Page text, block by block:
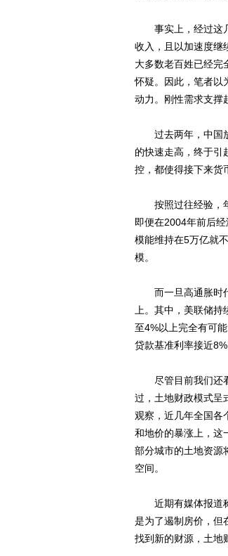
事实上，经过这几
收入，且以加速度继
大多数老百姓已经完
怀疑。因此，笔者以
动力。刚性需求支撑
过去两年，中国放
的快速走高，终于引
控，都使得接下来货
按照过往经验，年
即便在2004年前后
模能维持在5万亿就
模。
而一旦高通胀时代
上。其中，美联储
至4%以上完全有可
贷款基准利率接近
尽管目前我们还看
过，土地财政模式呈
观察，近几年全国各
和地价的暴涨上，这
部分城市的土地资源
空间。
近期有媒体报道称
是为了遏制房价，但
找到新的财源，土地